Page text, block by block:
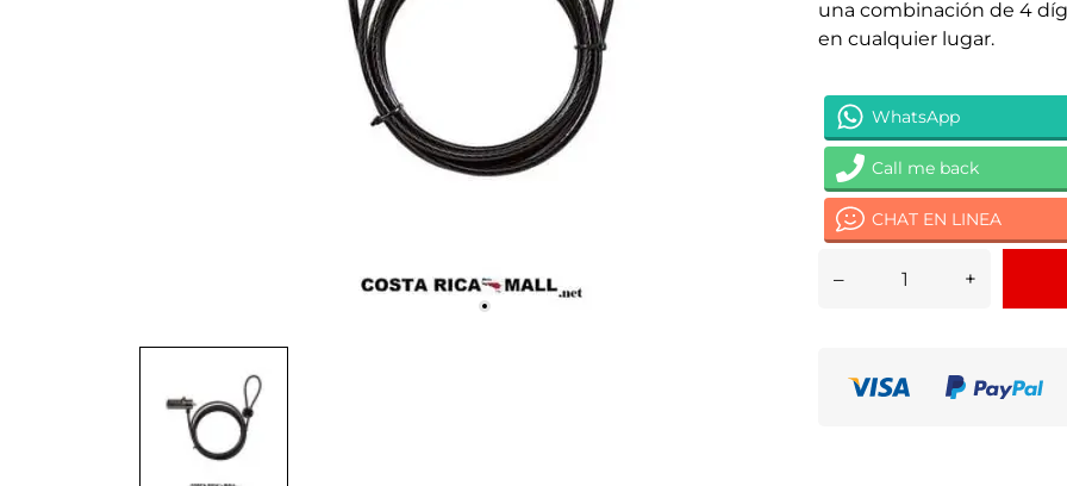
una combinación de 4
en cualquier lugar.
WhatsApp
Call me back
CHAT EN LINEA
– +